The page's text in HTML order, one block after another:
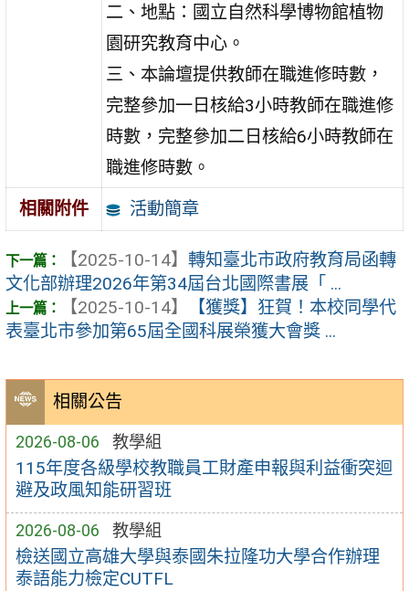
相關公告
2026-08-06 教學組
115年度各級學校教職員工財產申報與利益衝突迴
避及政風知能研習班
2026-08-06 教學組
檢送國立高雄大學與泰國朱拉隆功大學合作辦理
泰語能力檢定CUTFL
二、地點：國立自然科學博物館植物
園研究教育中心。
三、本論壇提供教師在職進修時數，
完整參加一日核給3小時教師在職進修
時數，完整參加二日核給6小時教師在
職進修時數。
相關附件
活動簡章
【2025-10-14】 轉知臺北市政府教育局函轉
文化部辦理2026年第34屆台北國際書展「 ...
【2025-10-14】
【獲獎】狂賀！本校同學代
表臺北市參加第65屆全國科展榮獲大會獎 ...